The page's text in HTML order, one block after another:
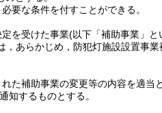
要な条件を付すことができる。
を受けた事業(以下「補助事業」と
，あらかじめ，防犯灯施設設置事
た補助事業の変更等の内容を適
知するものとする。